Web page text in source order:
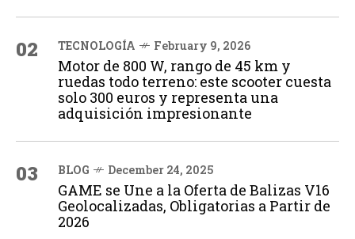
02 TECNOLOGÍA February 9, 2026
Motor de 800 W, rango de 45 km y
ruedas todo terreno: este scooter cuesta
solo 300 euros y representa una
adquisición impresionante
03 BLOG December 24, 2025
GAME se Une a la Oferta de Balizas V16
Geolocalizadas, Obligatorias a Partir de
2026